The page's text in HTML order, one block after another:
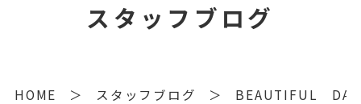
スタッフブログ
HOME スタッフブログ BEAUTIFUL